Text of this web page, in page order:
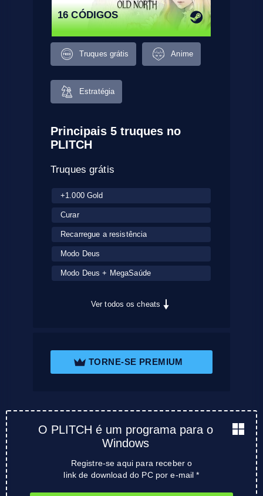
16 CÓDIGOS
Truques grátis Anime
Estratégia
Principais 5 truques no
PLITCH
Truques grátis
+1.000 Gold
Curar
Recarregue a resistência
Modo Deus
Modo Deus + MegaSaúde
Ver todos os cheats
TORNE-SE PREMIUM
O PLITCH é um programa para o
Windows
Registre-se aqui para receber o
link de download do PC por e-mail *